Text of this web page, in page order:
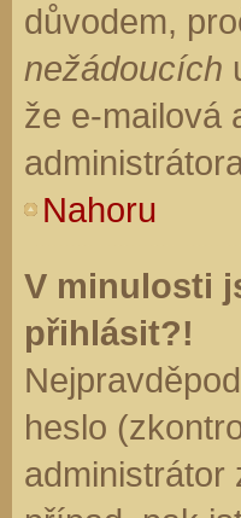
důvodem,
nežádoucích
že e-mailová
Nahoru
V minulosti
přihlásit?!
heslo
administrátor